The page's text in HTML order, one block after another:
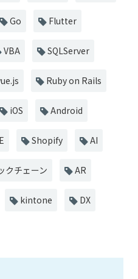
Go Flutter
VBA SQLServer
Ruby on Rails
iOS Android
Shopify AI
クチェーン AR
kintone DX